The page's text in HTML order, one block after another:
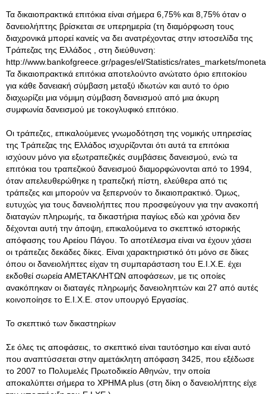
Τα δικαιοπρακτικά επιτόκια είναι σήμερα 6,75% και 8,75% όταν ο
δανειολήπτης βρίσκεται σε υπερημερία (τη διαμόρφωση τους
διαχρονικά μπορεί κανείς να δει ανατρέχοντας στην ιστοσελίδα της
Τράπεζας της Ελλάδος , στη διεύθυνση:
http://www.bankofgreece.gr/pages/el/Statistics/rates_markets/
Τα δικαιοπρακτικά επιτόκια αποτελούντο ανώτατο όριο επιτοκίου
για κάθε δανειακή σύμβαση μεταξύ ιδιωτών και αυτό το όριο
διαχωρίζει μια νόμιμη σύμβαση δανεισμού από μια άκυρη
συμφωνία δανεισμού με τοκογλυφικό επιτόκιο.
Οι τράπεζες, επικαλούμενες γνωμοδότηση της νομικής υπηρεσίας
της Τράπεζας της Ελλάδος ισχυρίζονται ότι αυτά τα επιτόκια
ισχύουν μόνο για εξωτραπεζικές συμβάσεις δανεισμού, ενώ τα
επιτόκια του τραπεζικού δανεισμού διαμορφώνονται από το 1994,
όταν απελευθερώθηκε η τραπεζική πίστη, ελεύθερα από τις
τράπεζες και μπορούν να ξεπερνούν το δικαιοπρακτικό. Όμως,
ευτυχώς για τους δανειολήπτες που προσφεύγουν για την ανακοπή
διαταγών πληρωμής, τα δικαστήρια παγίως εδώ και χρόνια δεν
δέχονται αυτή την άποψη, επικαλούμενα το σκεπτικό ιστορικής
απόφασης του Αρείου Πάγου. Το αποτέλεσμα είναι να έχουν χάσει
οι τράπεζες δεκάδες δίκες. Είναι χαρακτηριστικό ότι μόνο σε δίκες
όπου οι δανειολήπτες είχαν τη συμπαράσταση του Ε.Ι.Χ.Ε. έχει
εκδοθεί σωρεία ΑΜΕΤΑΚΛΗΤΩΝ αποφάσεων, με τις οποίες
ανακόπηκαν οι διαταγές πληρωμής δανειοληπτών και 27 από αυτές
κοινοποίησε το Ε.Ι.Χ.Ε. στον υπουργό Εργασίας.
Το σκεπτικό των δικαστηρίων
Σε όλες τις αποφάσεις, το σκεπτικό είναι ταυτόσημο και είναι αυτό
που αναπτύσσεται στην αμετάκλητη απόφαση 3425, που εξέδωσε
το 2007 το Πολυμελές Πρωτοδικείο Αθηνών, την οποία
αποκαλύπτει σήμερα το ΧΡΗΜΑ plus (στη δίκη ο δανειολήπτης είχε